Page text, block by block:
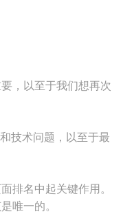
，以至于我们想再次
技术问题，以至于最
排名中起关键作用。
唯一的。